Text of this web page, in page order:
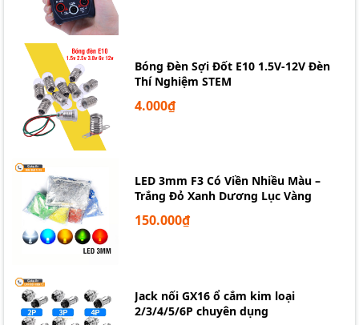
Bóng Đèn Sợi Đốt E10 1.5V-12V Đèn
Thí Nghiệm STEM
4.000₫
LED 3mm F3 Có Viền Nhiều Màu –
Trắng Đỏ Xanh Dương Lục Vàng
150.000₫
Jack nối GX16 ổ cắm kim loại
2/3/4/5/6P chuyên dụng